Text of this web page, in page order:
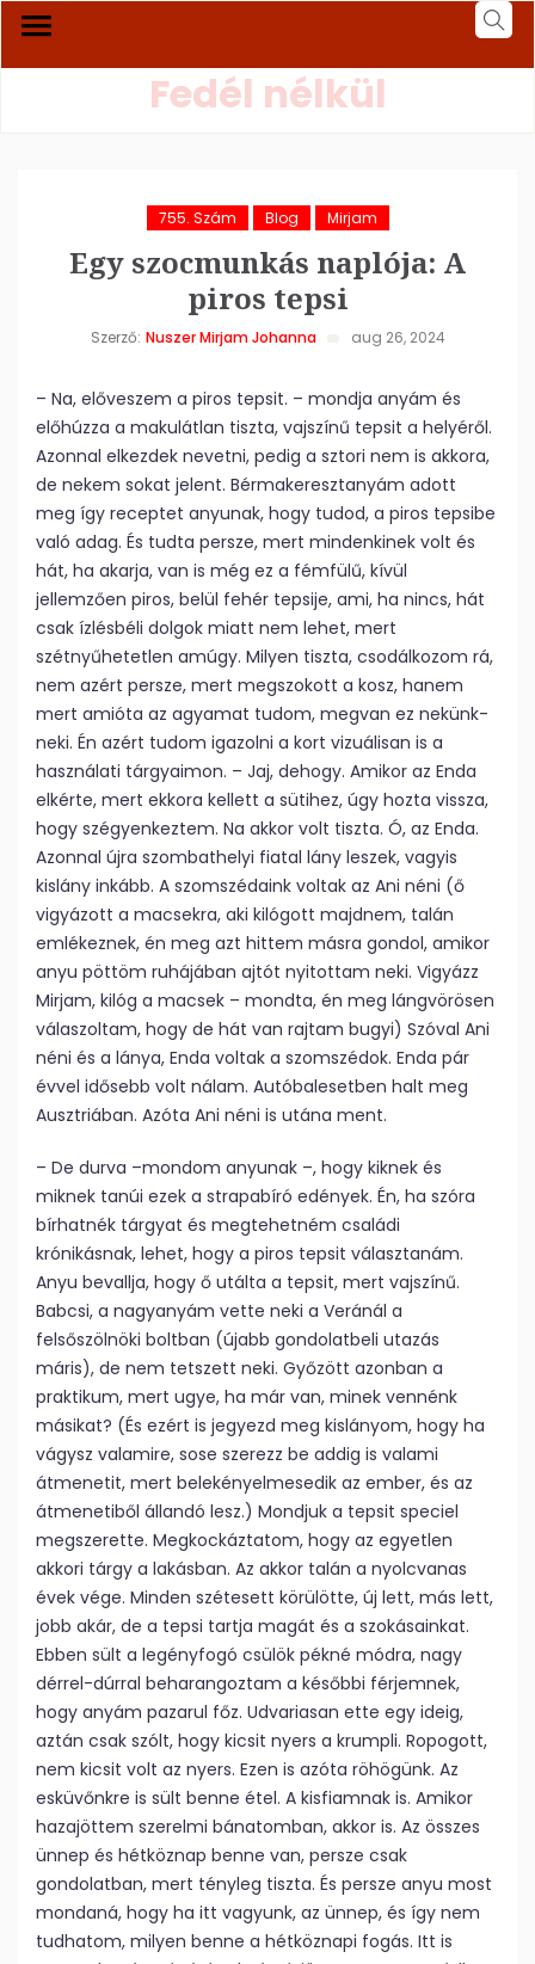
Fedél nélkül
755. Szám Blog Mirjam
Egy szocmunkás naplója: A
piros tepsi
Szerző: Nuszer Mirjam Johanna aug 26, 2024
– Na, előveszem a piros tepsit. – mondja anyám és
előhúzza a makulátlan tiszta, vajszínű tepsit a helyéről.
Azonnal elkezdek nevetni, pedig a sztori nem is akkora,
de nekem sokat jelent. Bérmakeresztanyám adott
meg így receptet anyunak, hogy tudod, a piros tepsibe
való adag. És tudta persze, mert mindenkinek volt és
hát, ha akarja, van is még ez a fémfülű, kívül
jellemzően piros, belül fehér tepsije, ami, ha nincs, hát
csak ízlésbéli dolgok miatt nem lehet, mert
szétnyűhetetlen amúgy. Milyen tiszta, csodálkozom rá,
nem azért persze, mert megszokott a kosz, hanem
mert amióta az agyamat tudom, megvan ez nekünk-
neki. Én azért tudom igazolni a kort vizuálisan is a
használati tárgyaimon. – Jaj, dehogy. Amikor az Enda
elkérte, mert ekkora kellett a sütihez, úgy hozta vissza,
hogy szégyenkeztem. Na akkor volt tiszta. Ó, az Enda.
Azonnal újra szombathelyi fiatal lány leszek, vagyis
kislány inkább. A szomszédaink voltak az Ani néni (ő
vigyázott a macsekra, aki kilógott majdnem, talán
emlékeznek, én meg azt hittem másra gondol, amikor
anyu pöttöm ruhájában ajtót nyitottam neki. Vigyázz
Mirjam, kilóg a macsek – mondta, én meg lángvörösen
válaszoltam, hogy de hát van rajtam bugyi) Szóval Ani
néni és a lánya, Enda voltak a szomszédok. Enda pár
évvel idősebb volt nálam. Autóbalesetben halt meg
Ausztriában. Azóta Ani néni is utána ment.
– De durva –mondom anyunak –, hogy kiknek és
miknek tanúi ezek a strapabíró edények. Én, ha szóra
bírhatnék tárgyat és megtehetném családi
krónikásnak, lehet, hogy a piros tepsit választanám.
Anyu bevallja, hogy ő utálta a tepsit, mert vajszínű.
Babcsi, a nagyanyám vette neki a Veránál a
felsőszölnöki boltban (újabb gondolatbeli utazás
máris), de nem tetszett neki. Győzött azonban a
praktikum, mert ugye, ha már van, minek vennénk
másikat? (És ezért is jegyezd meg kislányom, hogy ha
vágysz valamire, sose szerezz be addig is valami
átmenetit, mert belekényelmesedik az ember, és az
átmenetiből állandó lesz.) Mondjuk a tepsit speciel
megszerette. Megkockáztatom, hogy az egyetlen
akkori tárgy a lakásban. Az akkor talán a nyolcvanas
évek vége. Minden szétesett körülötte, új lett, más lett,
jobb akár, de a tepsi tartja magát és a szokásainkat.
Ebben sült a legényfogó csülök pékné módra, nagy
dérrel-dúrral beharangoztam a későbbi férjemnek,
hogy anyám pazarul főz. Udvariasan ette egy ideig,
aztán csak szólt, hogy kicsit nyers a krumpli. Ropogott,
nem kicsit volt az nyers. Ezen is azóta röhögünk. Az
esküvőnkre is sült benne étel. A kisfiamnak is. Amikor
hazajöttem szerelmi bánatomban, akkor is. Az összes
ünnep és hétköznap benne van, persze csak
gondolatban, mert tényleg tiszta. És persze anyu most
mondaná, hogy ha itt vagyunk, az ünnep, és így nem
tudhatom, milyen benne a hétköznapi fogás. Itt is